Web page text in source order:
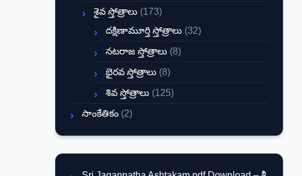
శైవ స్తోత్రాలు (173)
దక్షిణామూర్తి స్తోత్రాలు (32)
నటరాజ స్తోత్రాలు (8)
భైరవ స్తోత్రాలు (8)
శివ స్తోత్రాలు (125)
సాంకేతికం (2)